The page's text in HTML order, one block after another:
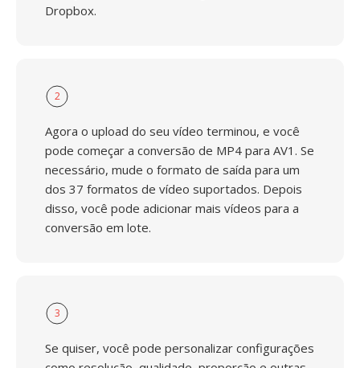
Dropbox.
2
Agora o upload do seu vídeo terminou, e você
pode começar a conversão de MP4 para AV1. Se
necessário, mude o formato de saída para um
dos 37 formatos de vídeo suportados. Depois
disso, você pode adicionar mais vídeos para a
conversão em lote.
3
Se quiser, você pode personalizar configurações